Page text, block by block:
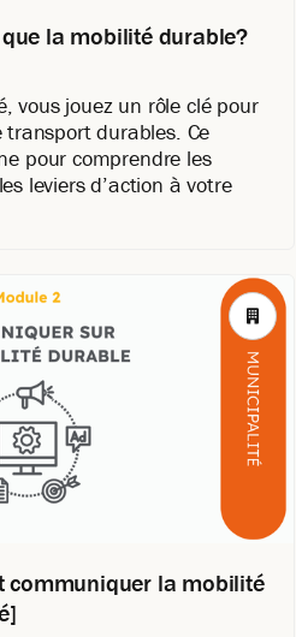
que la mobilité durable?
vous jouez un rôle clé pour
durables. Ce
pour comprendre les
leviers d’action à votre
communiquer la mobilité